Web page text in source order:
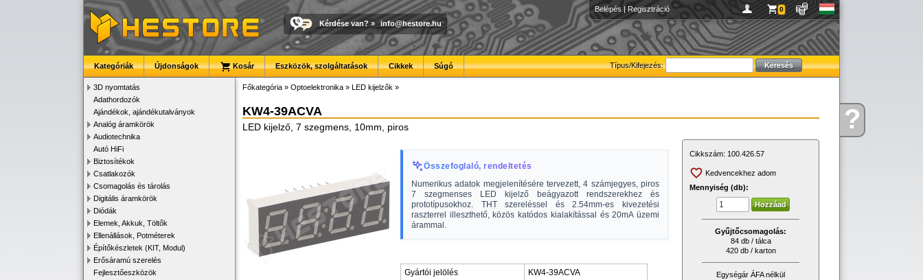
Kérdése?
Belépés | Regisztráció 0
Kérdése van? » info@hestore.hu
Típus/Kifejezés:
Kategóriák Újdonságok Kosár Eszközök, szolgáltatások Cikkek Súgó
3D nyomtatás
Adathordozók
Ajándékok, ajándékutalványok
Analóg áramkörök
Audiotechnika
Autó HiFi
Biztosítékok
Csatlakozók
Csomagolás és tárolás
Digitális áramkörök
Diódák
Elemek, Akkuk, Töltők
Ellenállások, Potméterek
Építőkészletek (KIT, Modul)
Erősáramú szerelés
Fejlesztőeszközök
Főkategória » Optoelektronika » LED kijelzők »
KW4-39ACVA
LED kijelző, 7 szegmens, 10mm, piros
Összefoglaló, rendeltetés
Numerikus adatok megjelenítésére tervezett, 4 számjegyes, piros
7 szegmenses LED kijelző beágyazott rendszerekhez és
prototípusokhoz. THT szereléssel és 2.54mm-es kivezetési
raszterrel illeszthető, közös katódos kialakítással és 20mA üzemi
árammal.
Gyártói jelölés
KW4-39ACVA
Cikkszám: 100.426.57
Kedvencekhez adom
Mennyiség (db):
Gyűjtőcsomagolás:
84 db / tálca
420 db / karton
Egységár ÁFA nélkül